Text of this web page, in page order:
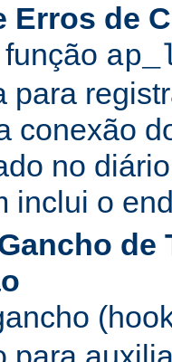
Erros de
para
conexão
no
inclui o
de